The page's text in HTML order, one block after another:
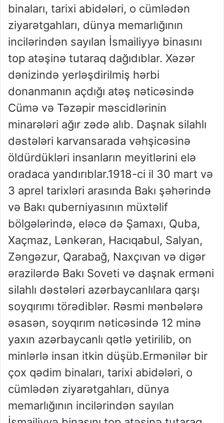
binaları, tarixi abidələri, o cümlədən
ziyarətgahları, dünya memarlığının
incilərindən sayılan İsmailiyyə binasını
top atəşinə tutaraq dağıdıblar. Xəzər
dənizində yerləşdirilmiş hərbi
donanmanın açdığı atəş nəticəsində
Cümə və Təzəpir məscidlərinin
minarələri ağır zədə alıb. Daşnak silahlı
dəstələri karvansarada vəhşicəsinə
öldürdükləri insanların meyitlərini elə
oradaca yandırıblar.1918-ci il 30 mart və
3 aprel tarixləri arasında Bakı şəhərində
və Bakı quberniyasının müxtəlif
bölgələrində, eləcə də Şamaxı, Quba,
Xaçmaz, Lənkəran, Hacıqabul, Salyan,
Zəngəzur, Qarabağ, Naxçıvan və digər
ərazilərdə Bakı Soveti və daşnak erməni
silahlı dəstələri azərbaycanlılara qarşı
soyqırımı törədiblər. Rəsmi mənbələrə
əsasən, soyqırım nəticəsində 12 minə
yaxın azərbaycanlı qətlə yetirilib, on
minlərlə insan itkin düşüb.Ermənilər bir
çox qədim binaları, tarixi abidələri, o
cümlədən ziyarətgahları, dünya
memarlığının incilərindən sayılan